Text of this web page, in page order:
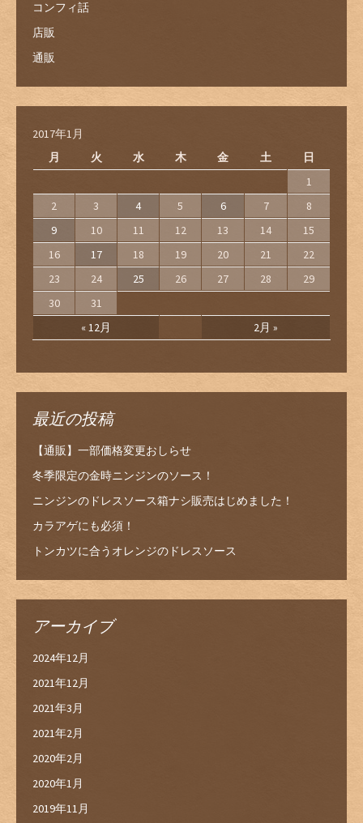
コンフィ話
店販
通販
2017年1月
月
火 水 木 金 土 日
« 12月 2月 »
1
2
3 4 5 6 7
8
9
10 11 12 13 14
15
16
17 18 19 20 21
22
23
24 25 26 27 28
29
30
31
最近の投稿
【通販】一部価格変更おしらせ
冬季限定の金時ニンジンのソース！
ニンジンのドレスソース箱ナシ販売はじめました！
カラアゲにも必須！
トンカツに合うオレンジのドレスソース
アーカイブ
2024年12月
2021年12月
2021年3月
2021年2月
2020年2月
2020年1月
2019年11月